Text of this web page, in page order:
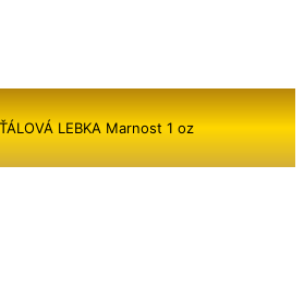
LEBKA Marnost 1 oz